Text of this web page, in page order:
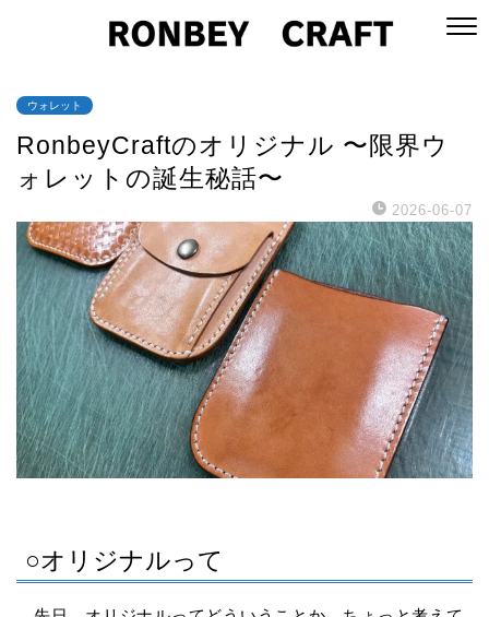
ウォレット
RonbeyCraftのオリジナル 〜限界ウ
ォレットの誕生秘話〜
2026-06-07
○オリジナルって